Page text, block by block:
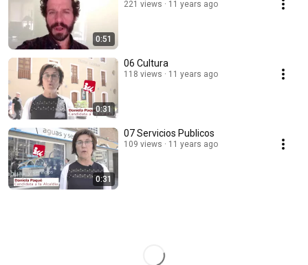
0:51
221 views 11 years ago
0:31
06 Cultura
118 views 11 years ago
0:31
07 Servicios Publicos
109 views 11 years ago